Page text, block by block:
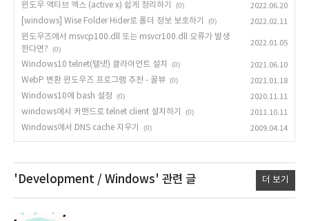
윈도우 액티브 엑스 (active x) 쉽게 정리하기 (0)
2022.06.20
[windows] Wise Folder Hider로 폴더 정보 보호하기
(0)
2022.02.11
윈도우즈에서 msvcp100.dll 또는 msvcr100.dll 오류가 발생
한다면?
(0)
2022.01.05
Windows10 telnet(텔넷) 클라이언트 설치 (0)
2021.06.10
WebP 변환 윈도우즈 프로그램 추천 - 꿀뷰 (0)
2021.01.18
Windows10에 bash 설정
(0)
2020.11.11
windows에서 커맨드로 telnet client 설치하기
(0)
2011.10.11
Windows에서 DNS cache 지우기
(0) 2009.04.14
'Development / Windows' 관련 글 더 보기